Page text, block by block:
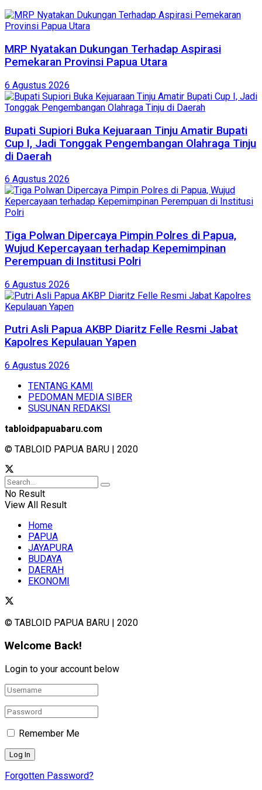
MRP Nyatakan Dukungan Terhadap Aspirasi
Pemekaran Provinsi Papua Utara
6 Agustus 2026
Bupati Supiori Buka Kejuaraan Tinju Amatir Bupati
Cup I, Jadi Tonggak Pengembangan Olahraga Tinju
di Daerah
6 Agustus 2026
Tiga Polwan Dipercaya Pimpin Polres di Papua,
Wujud Kepercayaan terhadap Kepemimpinan
Perempuan di Institusi Polri
6 Agustus 2026
Putri Asli Papua AKBP Diaritz Felle Resmi Jabat
Kapolres Kepulauan Yapen
6 Agustus 2026
TENTANG KAMI
PEDOMAN MEDIA SIBER
SUSUNAN REDAKSI
tabloidpapuabaru.com
© TABLOID PAPUA BARU | 2020
No Result
View All Result
Home
PAPUA
JAYAPURA
BUDAYA
DAERAH
EKONOMI
© TABLOID PAPUA BARU | 2020
Welcome Back!
Login to your account below
Remember Me
Forgotten Password?